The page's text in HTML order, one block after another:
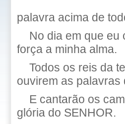
palavra acima de
No dia em que eu
força a minha alma.
Todos os reis da
ouvirem as palavras
E cantarão os
glória do SENHOR.